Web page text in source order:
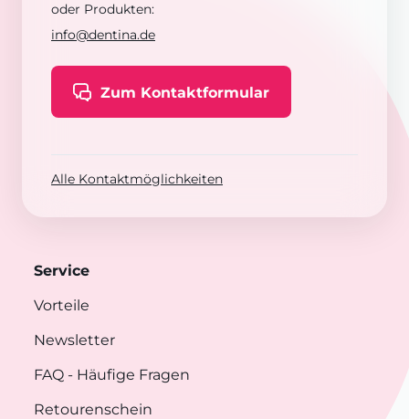
oder Produkten:
info@dentina.de
Zum Kontaktformular
Alle Kontaktmöglichkeiten
Service
Vorteile
Newsletter
FAQ - Häufige Fragen
Retourenschein